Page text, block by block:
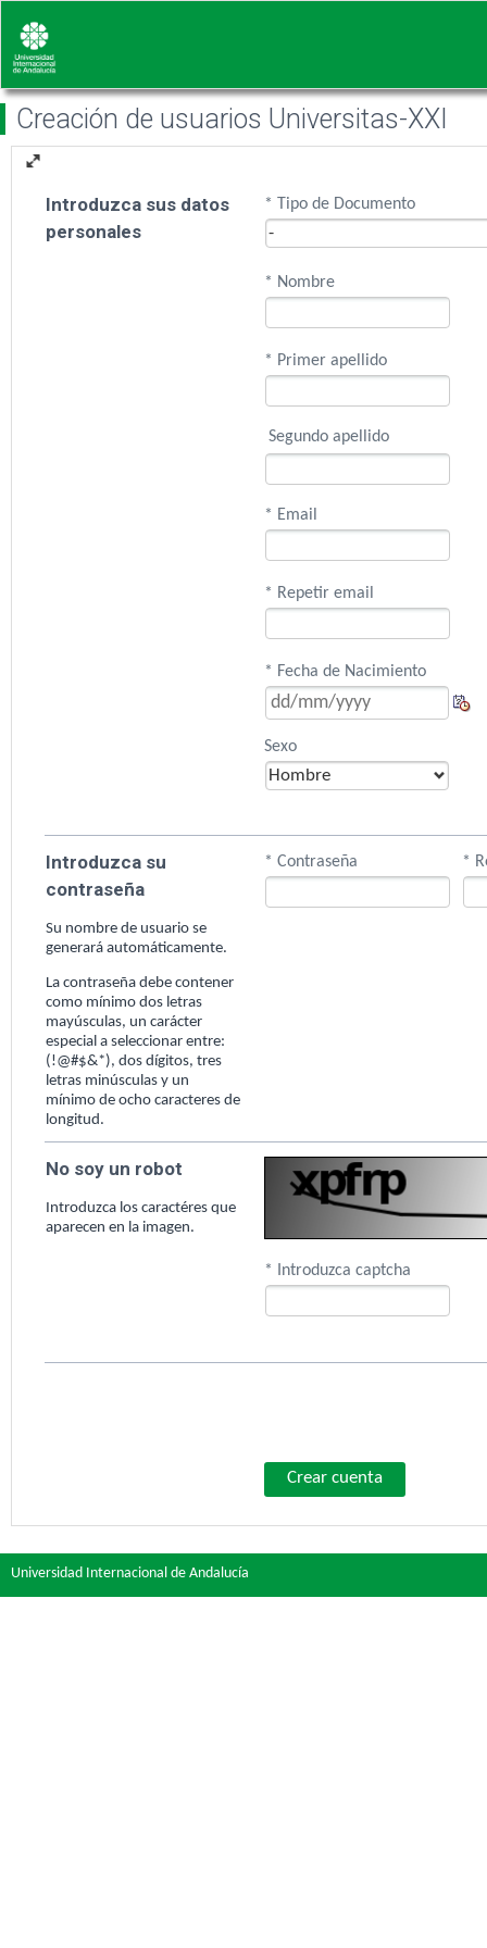
Creación de usuarios Universitas-XXI
Introduzca sus datos
personales
* Tipo de Documento
* Nombre
* Primer apellido
Segundo apellido
* Email
* Repetir email
* Fecha de Nacimiento
Sexo
Introduzca su
contraseña
Su nombre de usuario se
generará automáticamente.
La contraseña debe contener
como mínimo dos letras
mayúsculas, un carácter
especial a seleccionar entre:
(!@#$&*), dos dígitos, tres
letras minúsculas y un
mínimo de ocho caracteres de
longitud.
* Contraseña *
No soy un robot
Introduzca los caractéres que
aparecen en la imagen.
* Introduzca captcha
Crear cuenta
Universidad Internacional de Andalucía